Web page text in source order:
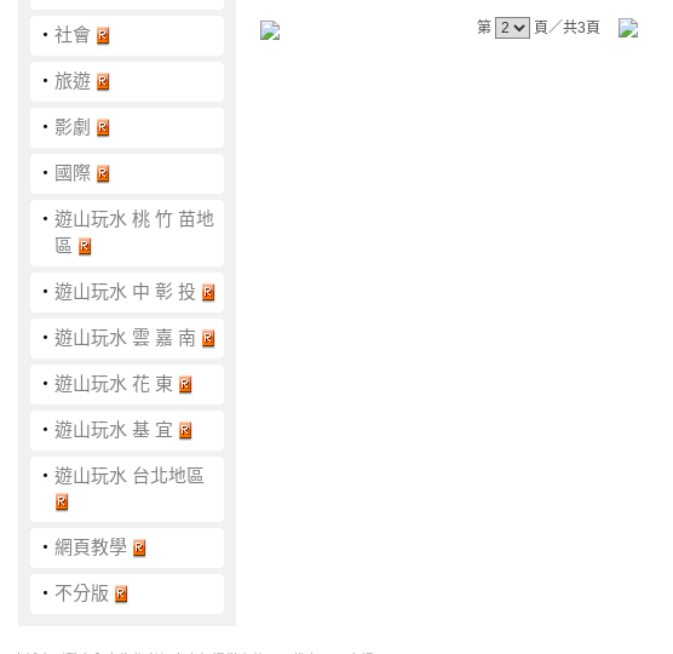
‧ 社會
‧ 旅遊
‧ 影劇
‧ 國際
‧ 遊山玩水 桃 竹 苗地
區
‧ 遊山玩水 中 彰 投
‧ 遊山玩水 雲 嘉 南
‧ 遊山玩水 花 東
‧ 遊山玩水 基 宜
‧ 遊山玩水 台北地區
‧ 網頁教學
‧ 不分版
第 頁／共3頁